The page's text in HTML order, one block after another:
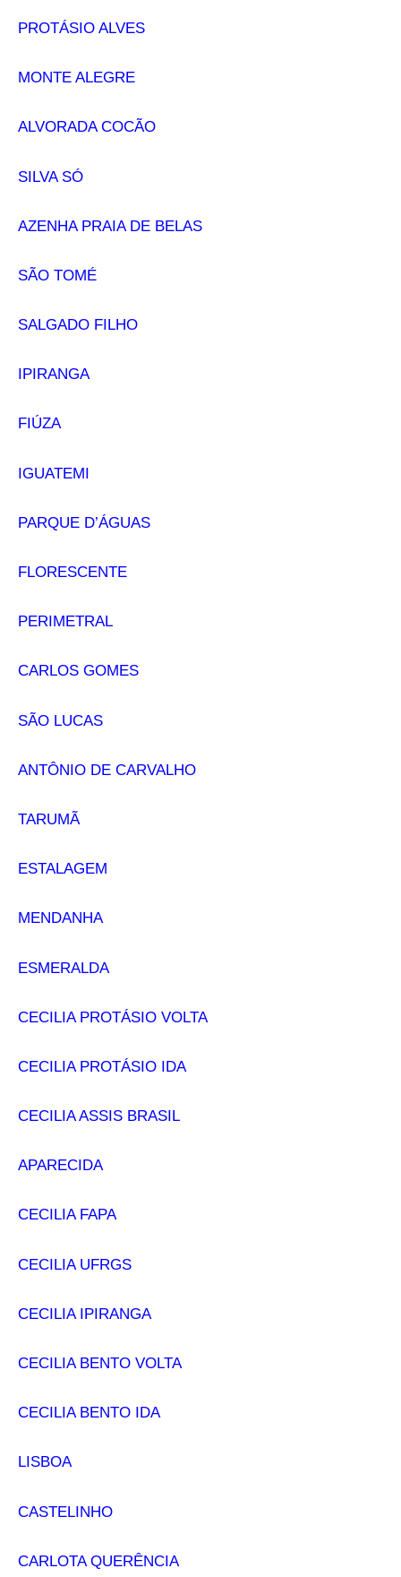
PROTÁSIO ALVES
MONTE ALEGRE
ALVORADA COCÃO
SILVA SÓ
AZENHA PRAIA DE BELAS
SÃO TOMÉ
SALGADO FILHO
IPIRANGA
FIÚZA
IGUATEMI
PARQUE D’ÁGUAS
FLORESCENTE
PERIMETRAL
CARLOS GOMES
SÃO LUCAS
ANTÔNIO DE CARVALHO
TARUMÃ
ESTALAGEM
MENDANHA
ESMERALDA
CECILIA PROTÁSIO VOLTA
CECILIA PROTÁSIO IDA
CECILIA ASSIS BRASIL
APARECIDA
CECILIA FAPA
CECILIA UFRGS
CECILIA IPIRANGA
CECILIA BENTO VOLTA
CECILIA BENTO IDA
LISBOA
CASTELINHO
CARLOTA QUERÊNCIA